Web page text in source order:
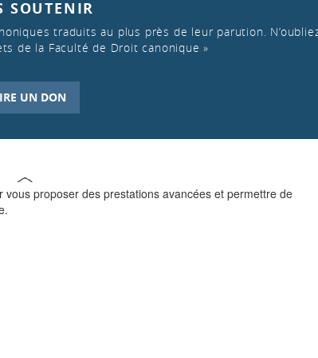
proposer des prestations avancées et permettre de
SOUTENIR
traduits au plus près de leur parution.
de la Faculté de Droit canonique »
UN DON